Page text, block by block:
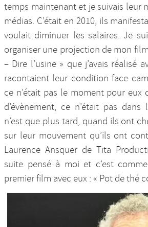
temps maintenant et je suivais leur
médias. C’était en 2010, ils
voulait diminuer les salaires. Je
organiser une projection de mon
– Dire l’usine » que j’avais réalisé
racontaient leur condition face
ce n’était pas le moment pour eux
d’évènement, ce n’était pas
n’est que plus tard, quand ils ont
sur leur mouvement qu’ils ont
Laurence Ansquer de Tita
suite pensé à moi et c’est
premier film avec eux : « Pot de thé